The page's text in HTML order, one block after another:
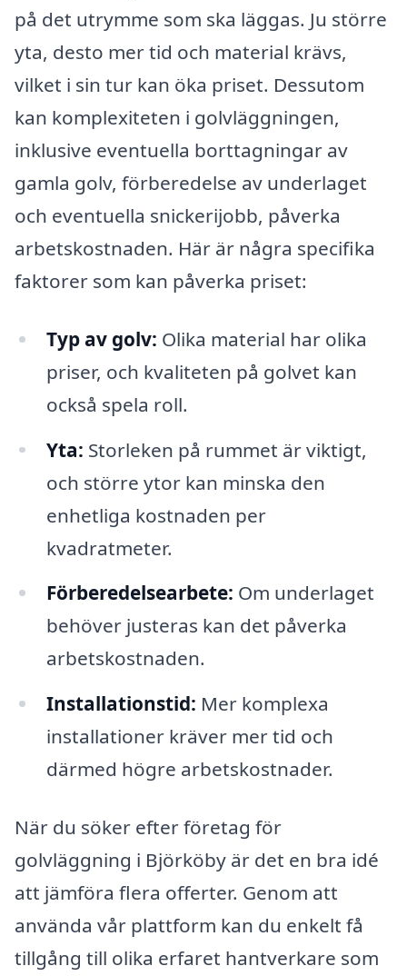
på det utrymme som ska läggas. Ju större
yta, desto mer tid och material krävs,
vilket i sin tur kan öka priset. Dessutom
kan komplexiteten i golvläggningen,
inklusive eventuella borttagningar av
gamla golv, förberedelse av underlaget
och eventuella snickerijobb, påverka
arbetskostnaden. Här är några specifika
faktorer som kan påverka priset:
Typ av golv: Olika material har olika
priser, och kvaliteten på golvet kan
också spela roll.
Yta: Storleken på rummet är viktigt,
och större ytor kan minska den
enhetliga kostnaden per
kvadratmeter.
Förberedelsearbete: Om underlaget
behöver justeras kan det påverka
arbetskostnaden.
Installationstid: Mer komplexa
installationer kräver mer tid och
därmed högre arbetskostnader.
När du söker efter företag för
golvläggning i Björköby är det en bra idé
att jämföra flera offerter. Genom att
använda vår plattform kan du enkelt få
tillgång till olika erfaret hantverkare som